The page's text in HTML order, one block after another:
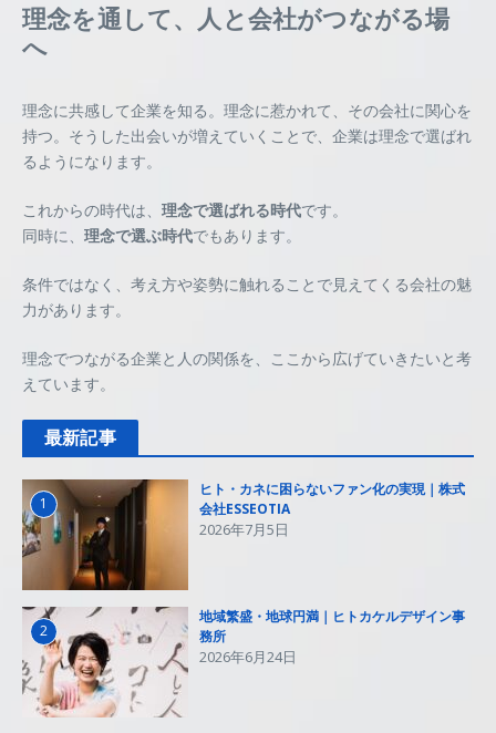
理念を通して、人と会社がつながる場
へ
理念に共感して企業を知る。理念に惹かれて、その会社に関心を
持つ。そうした出会いが増えていくことで、企業は理念で選ばれ
るようになります。
これからの時代は、 理念で選ばれる時代です。
同時に、 理念で選ぶ時代でもあります。
条件ではなく、考え方や姿勢に触れることで見えてくる会社の魅
力があります。
理念でつながる企業と人の関係を、ここから広げていきたいと考
えています。
最新記事
1
ヒト・カネに困らないファン化の実現｜株式
会社ESSEOTIA
2026年7月5日
2
地域繁盛・地球円満｜ヒトカケルデザイン事
務所
2026年6月24日